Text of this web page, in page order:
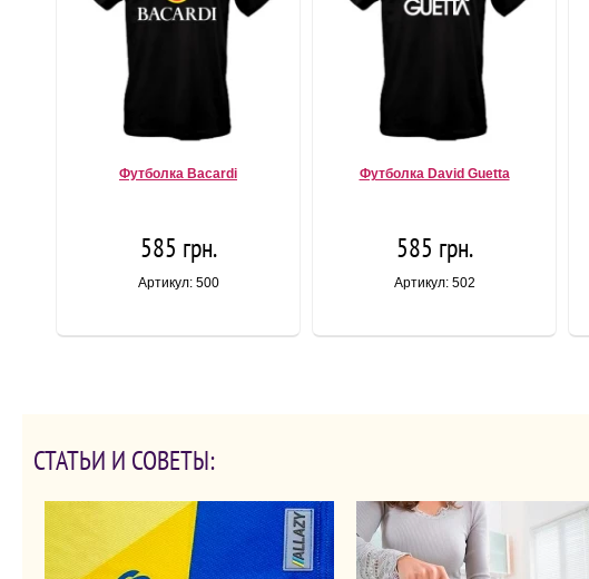
Футболка Bacardi
585 грн.
Артикул: 500
Футболка David Guetta
585 грн.
Артикул: 502
СТАТЬИ И СОВЕТЫ: